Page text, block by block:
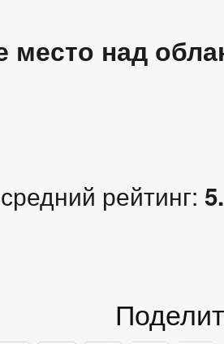
место над
рейтинг: